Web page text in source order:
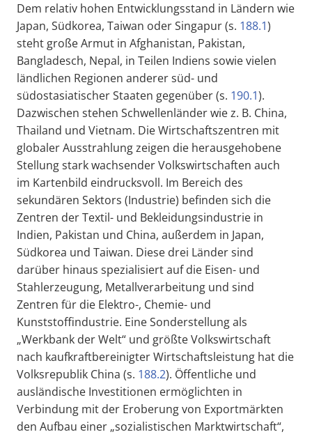
Dem relativ hohen Entwicklungsstand in Ländern wie
Japan, Südkorea, Taiwan oder Singapur (s. 188.1)
steht große Armut in Afghanistan, Pakistan,
Bangladesch, Nepal, in Teilen Indiens sowie vielen
ländlichen Regionen anderer süd- und
südostasiatischer Staaten gegenüber (s. 190.1).
Dazwischen stehen Schwellenländer wie z. B. China,
Thailand und Vietnam. Die Wirtschaftszentren mit
globaler Ausstrahlung zeigen die herausgehobene
Stellung stark wachsender Volkswirtschaften auch
im Kartenbild eindrucksvoll. Im Bereich des
sekundären Sektors (Industrie) befinden sich die
Zentren der Textil- und Bekleidungsindustrie in
Indien, Pakistan und China, außerdem in Japan,
Südkorea und Taiwan. Diese drei Länder sind
darüber hinaus spezialisiert auf die Eisen- und
Stahlerzeugung, Metallverarbeitung und sind
Zentren für die Elektro-, Chemie- und
Kunststoffindustrie. Eine Sonderstellung als
„Werkbank der Welt“ und größte Volkswirtschaft
nach kaufkraftbereinigter Wirtschaftsleistung hat die
Volksrepublik China (s. 188.2). Öffentliche und
ausländische Investitionen ermöglichten in
Verbindung mit der Eroberung von Exportmärkten
den Aufbau einer „sozialistischen Marktwirtschaft“,